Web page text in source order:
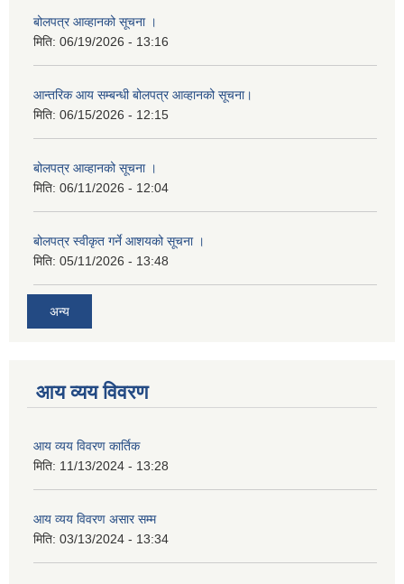
बोलपत्र आव्हानको सूचना ।
मिति: 06/19/2026 - 13:16
आन्तरिक आय सम्बन्धी बोलपत्र आव्हानको सूचना।
मिति: 06/15/2026 - 12:15
बोलपत्र आव्हानको सूचना ।
मिति: 06/11/2026 - 12:04
बोलपत्र स्वीकृत गर्ने आशयको सूचना ।
मिति: 05/11/2026 - 13:48
अन्य
आय व्यय विवरण
आय व्यय विवरण कार्तिक
मिति: 11/13/2024 - 13:28
आय व्यय विवरण असार सम्म
मिति: 03/13/2024 - 13:34